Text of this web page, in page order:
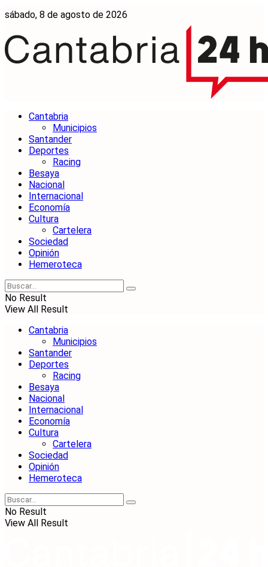
sábado, 8 de agosto de 2026
Cantabria
Municipios
Santander
Deportes
Racing
Besaya
Nacional
Internacional
Economía
Cultura
Cartelera
Sociedad
Opinión
Hemeroteca
No Result
View All Result
Cantabria
Municipios
Santander
Deportes
Racing
Besaya
Nacional
Internacional
Economía
Cultura
Cartelera
Sociedad
Opinión
Hemeroteca
No Result
View All Result